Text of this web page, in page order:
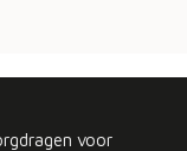
voor